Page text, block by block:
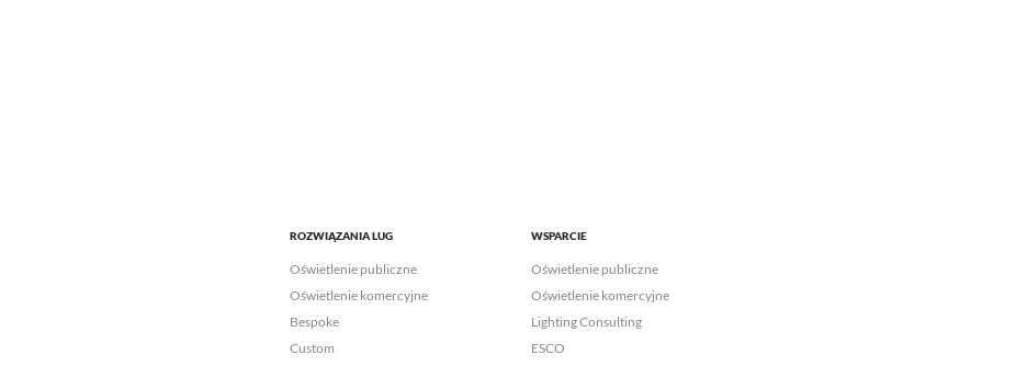
ROZWIĄZANIA LUG
Oświetlenie publiczne
Oświetlenie komercyjne
Bespoke
Custom
WSPARCIE
Oświetlenie publiczne
Oświetlenie komercyjne
Lighting Consulting
ESCO